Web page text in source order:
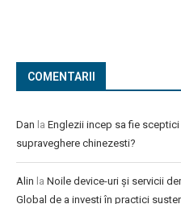
COMENTARII
Dan la Englezii incep sa fie
supraveghere chinezesti?
Alin la Noile device-uri și servicii
Global de a investi în practici